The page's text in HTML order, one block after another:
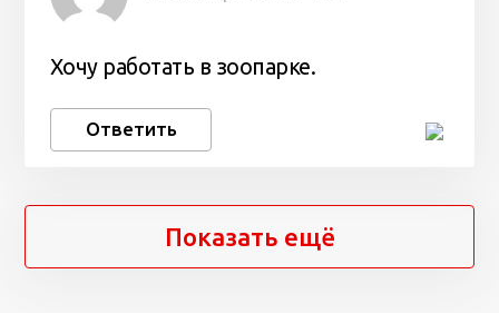
Хочу работать в зоопарке.
Ответить
Показать ещё